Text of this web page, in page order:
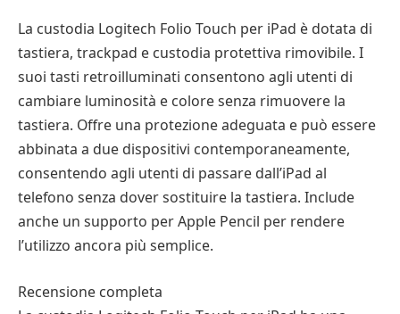
La custodia Logitech Folio Touch per iPad è dotata di
tastiera, trackpad e custodia protettiva rimovibile. I
suoi tasti retroilluminati consentono agli utenti di
cambiare luminosità e colore senza rimuovere la
tastiera. Offre una protezione adeguata e può essere
abbinata a due dispositivi contemporaneamente,
consentendo agli utenti di passare dall’iPad al
telefono senza dover sostituire la tastiera. Include
anche un supporto per Apple Pencil per rendere
l’utilizzo ancora più semplice.
Recensione completa